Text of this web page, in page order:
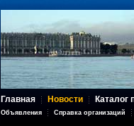
Главная Новости Каталог
Объявления Справка организаций